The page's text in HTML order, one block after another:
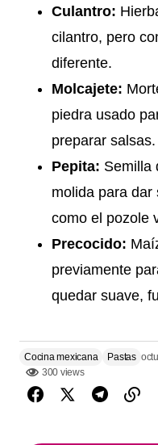
Culantro:
cilantro, pero
diferente.
Molcajete:
piedra usado
preparar salsas.
Pepita: Semilla
molida para dar
como el pozole
Precocido:
previamente
quedar suave,
Cocina mexicana Pastas
300 views